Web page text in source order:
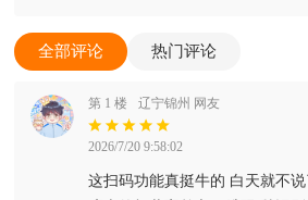
全部评论 热门评论
第 1 楼 辽宁锦州 网友
2026/7/20 9:58:02
这扫码功能真挺牛的 白天就不